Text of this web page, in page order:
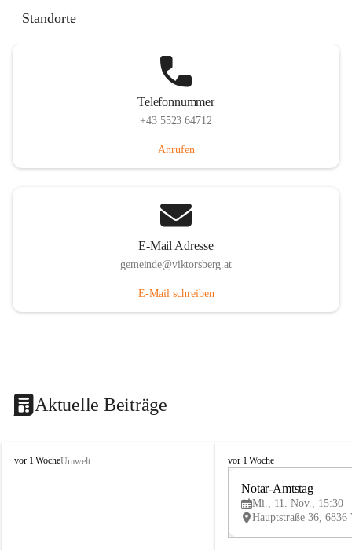
Standorte
Telefonnummer
+43 5523 64712
Anrufen
E-Mail Adresse
gemeinde@viktorsberg.at
E-Mail schreiben
Aktuelle Beiträge
V
vor 1 WocheUmwelt
V
vor 1 Woche
Notar-Amtstag
Mi., 11. Nov., 15:30